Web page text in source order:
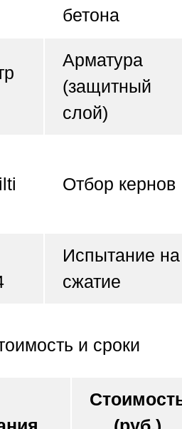
бетона
Арматура
(защитный
слой)
Отбор кернов
Испытание на
сжатие
и сроки